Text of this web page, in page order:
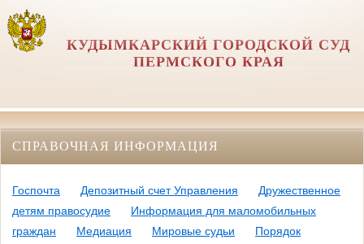
КУДЫМКАРСКИЙ ГОРОДСКОЙ СУД
ПЕРМСКОГО КРАЯ
СПРАВОЧНАЯ ИНФОРМАЦИЯ
Госпочта Депозитный счет Управления
Дружественное
детям правосудие
Информация для маломобильных
граждан
Медиация Мировые судьи
Порядок